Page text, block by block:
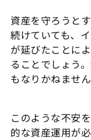
資産を守ろうと
続けていても、
が延びたことに
ることでしょう
もなりかねません
このような不安
的な資産運用が